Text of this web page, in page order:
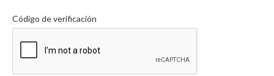
Código de verificación